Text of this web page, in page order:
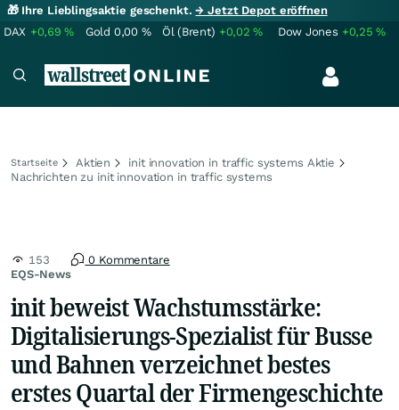
🎁 Ihre Lieblingsaktie geschenkt.→ Jetzt Depot eröffnen
DAX +0,69% Gold 0,00 % Öl (Brent) +0,02% Dow Jones +0,25%
Startseite Aktien
init innovation in traffic systems Aktie
Nachrichten zu init innovation in traffic systems
EQS-News
153 0 Kommentare
init beweist Wachstumsstärke:
Digitalisierungs-Spezialist für Busse
und Bahnen verzeichnet bestes
erstes Quartal der Firmengeschichte